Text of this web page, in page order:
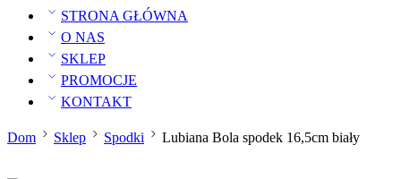
STRONA GŁÓWNA
O NAS
SKLEP
PROMOCJE
KONTAKT
Dom Sklep Spodki Lubiana Bola spodek 16,5cm biały